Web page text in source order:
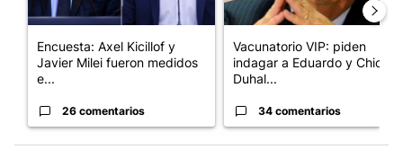
Encuesta: Axel Kicillof y
Javier Milei fueron medidos
e...
26 comentarios
Vacunatorio VIP: piden
indagar a Eduardo y Chiche
Duhal...
34 comentarios